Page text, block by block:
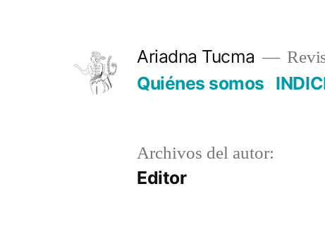
Ariadna Tucma
Quiénes somos
Archivos del autor:
Editor